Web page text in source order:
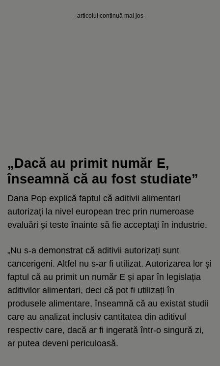
- articolul continuă mai jos -
„Dacă au primit număr E,
înseamnă că au fost studiate”
Dana Pop explică faptul că aditivii alimentari
autorizați la nivel european trec prin numeroase
evaluări și teste înainte să fie acceptați în industrie.
„Nu s-a demonstrat că aditivii autorizați sunt
cancerigeni. Altfel nu s-ar fi utilizat. Autorizarea lor și
faptul că au primit un număr E și apar în legislația
aditivilor alimentari, deci că pot fi utilizați în
produsele alimentare, înseamnă că au existat studii
care au analizat inclusiv cantitatea din aditivul
respectiv care, dacă ar fi ingerată într-o singură zi,
ar putea deveni periculoasă.